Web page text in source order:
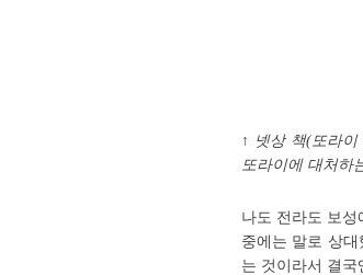
↑ 넷상 책(또라
또라이에 대처하
나도 전라도 보성
중에는 말로 상
는 것이라서 결